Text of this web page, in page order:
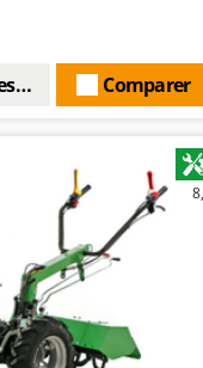
Comparer
techniques